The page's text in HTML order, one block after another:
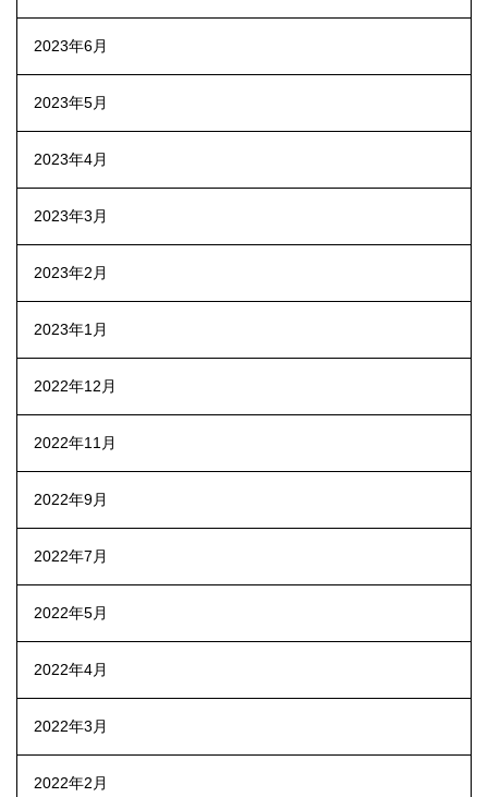
2023年6月
2023年5月
2023年4月
2023年3月
2023年2月
2023年1月
2022年12月
2022年11月
2022年9月
2022年7月
2022年5月
2022年4月
2022年3月
2022年2月